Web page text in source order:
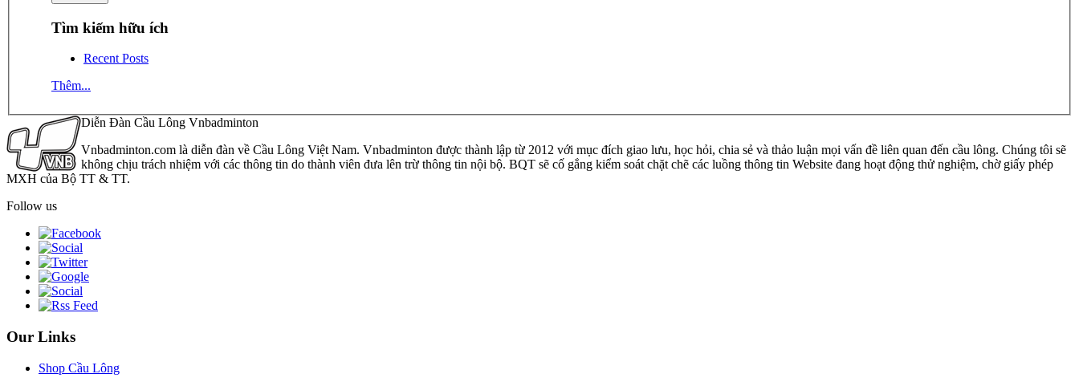
Tìm kiếm hữu ích
Recent Posts
Thêm...
Diễn Đàn Cầu Lông Vnbadminton
Vnbadminton.com là diễn đàn về Cầu Lông Việt Nam. Vnbadminton được thành lập từ 2012 với mục đích giao lưu, học hỏi, chia sẻ và thảo luận mọi vấn đề liên quan đến cầu lông. Chúng tôi sẽ
không chịu trách nhiệm với các thông tin do thành viên đưa lên trừ thông tin nội bộ. BQT sẽ cố gắng kiểm soát chặt chẽ các luồng thông tin Website đang hoạt động thử nghiệm, chờ giấy phép
MXH của Bộ TT & TT.
Follow us
Our Links
Shop Cầu Lông